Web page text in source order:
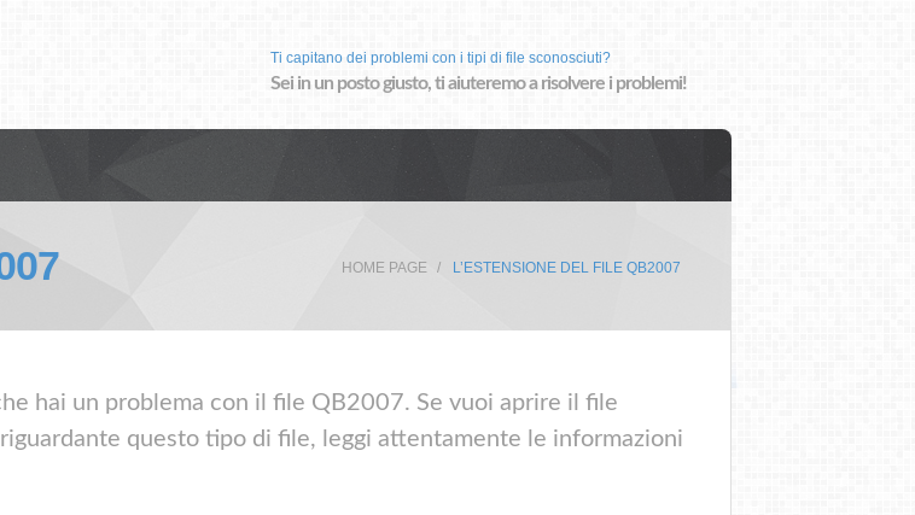
Ti capitano dei problemi con i tipi di file sconosciuti?
Sei in un posto giusto, ti aiuteremo a risolvere i problemi!
HOME PAGE L’ESTENSIONE DEL FILE QB2007
hai un problema con il file QB2007. Se vuoi aprire il file
questo tipo di file, leggi attentamente le informazioni